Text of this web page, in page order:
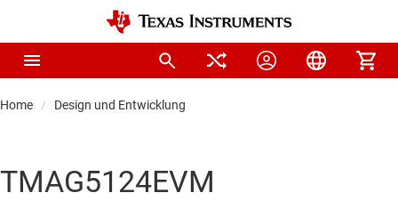
Home Design und Entwicklung
TMAG5124EVM